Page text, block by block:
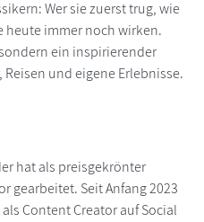
Wer sie zuerst trug, wie
heute immer noch wirken.
ein inspirierender
und eigene Erlebnisse.
hat als preisgekrönter
gearbeitet. Seit Anfang 2023
Content Creator auf Social